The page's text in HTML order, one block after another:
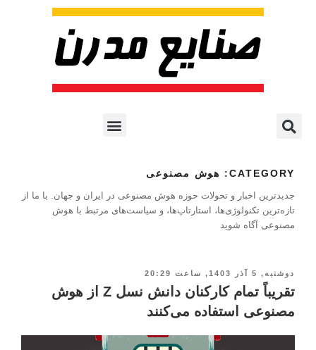
CATEGORY: هوش مصنوعی
جدیدترین اخبار و تحولات حوزه هوش مصنوعی در ایران و جهان. با ما از
تازه‌ترین تکنولوژی‌ها، استارتاپ‌ها، و سیاست‌های مرتبط با هوش
مصنوعی آگاه شوید
دوشنبه, 5 آذر 1403, ساعت 20:29
تقریباً تمام کارکنان دانش نسل Z از هوش
مصنوعی استفاده می‌کنند